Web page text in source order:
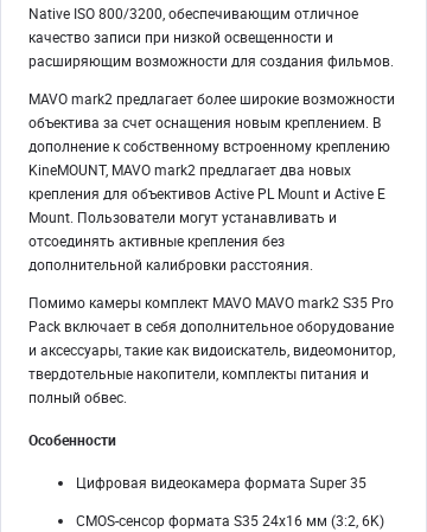
Native ISO 800/3200, обеспечивающим отличное
качество записи при низкой освещенности и
расширяющим возможности для создания фильмов.
MAVO mark2 предлагает более широкие возможности
объектива за счет оснащения новым креплением. В
дополнение к собственному встроенному креплению
KineMOUNT, MAVO mark2 предлагает два новых
крепления для объективов Active PL Mount и Active E
Mount. Пользователи могут устанавливать и
отсоединять активные крепления без
дополнительной калибровки расстояния.
Помимо камеры комплект MAVO MAVO mark2 S35 Pro
Pack включает в себя дополнительное оборудование
и аксессуары, такие как видоискатель, видеомонитор,
твердотельные накопители, комплекты питания и
полный обвес.
Особенности
Цифровая видеокамера формата Super 35
CMOS-сенсор формата S35 24x16 мм (3:2, 6K)